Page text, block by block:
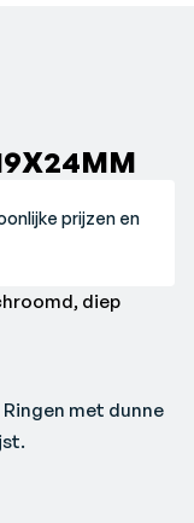
prijzen en
diep
Ringen met dunne